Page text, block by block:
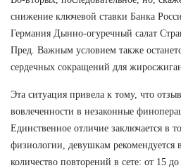
снижение ключевой ставки Банка
Германия Дынно-огуречный салат
Пред. Важным условием также
сердечных сокращений для
Эта ситуация привела к тому, что
вовлеченности в незаконные
Единственное отличие заключается в
физиологии, девушкам рекомендуется
количество повторений в сете: от 15